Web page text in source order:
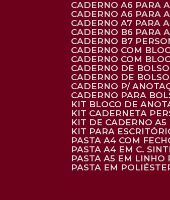
CADERNO A6 PARA
CADERNO A6 PARA
CADERNO A7 PARA
CADERNO B6 PARA
CADERNO B7
CADERNO COM
CADERNO COM
CADERNO DE
CADERNO DE
CADERNO P/
CADERNO PARA
KIT BLOCO DE
KIT CADERNETA
KIT DE CADERNO
KIT PARA
PASTA A4 COM
PASTA A4 EM C.
PASTA A5 EM
PASTA EM